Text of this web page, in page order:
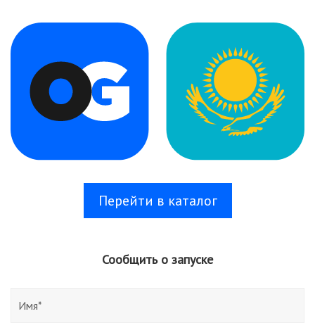
Перейти в каталог
Сообщить о запуске